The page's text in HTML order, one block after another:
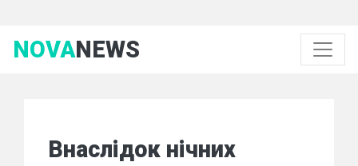
NOVANEWS
Внаслідок нічних